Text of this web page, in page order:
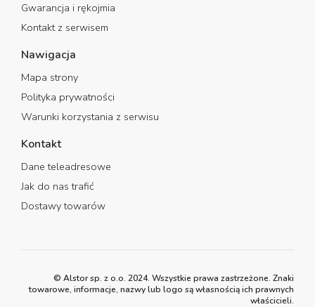
Gwarancja i rękojmia
Kontakt z serwisem
Nawigacja
Mapa strony
Polityka prywatności
Warunki korzystania z serwisu
Kontakt
Dane teleadresowe
Jak do nas trafić
Dostawy towarów
© Alstor sp. z o.o. 2024. Wszystkie prawa zastrzeżone. Znaki
towarowe, informacje, nazwy lub logo są własnością ich prawnych
właścicieli.